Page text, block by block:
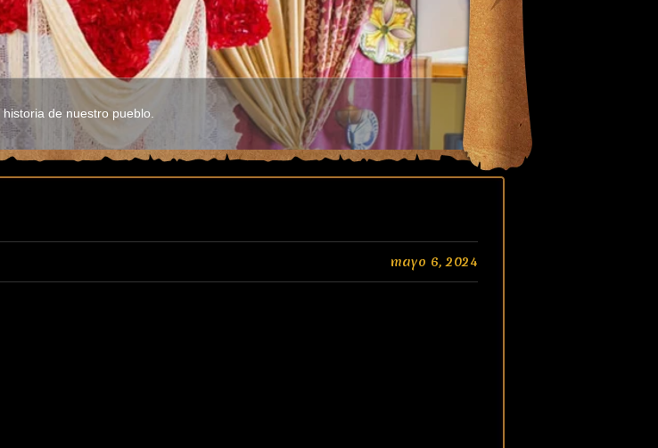
de nuestro pueblo.
mayo 6, 2024